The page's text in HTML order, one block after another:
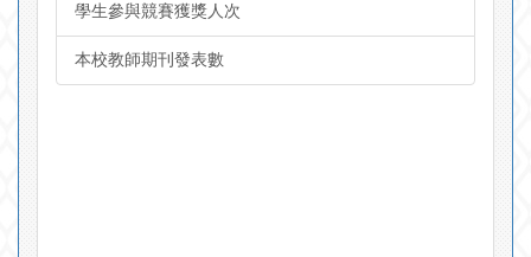
學生參與競賽獲獎人次
本校教師期刊發表數